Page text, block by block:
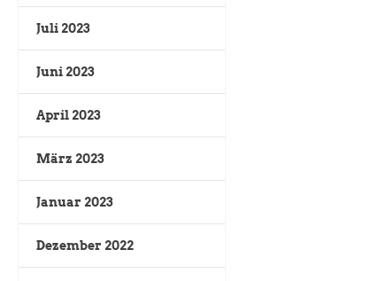
Juli 2023
Juni 2023
April 2023
März 2023
Januar 2023
Dezember 2022